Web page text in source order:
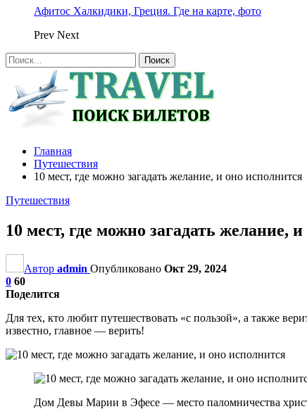
Афитос Халкидики, Греция. Где на карте, фото
Prev Next
Главная
Путешествия
10 мест, где можно загадать желание, и оно исполнится
Путешествия
10 мест, где можно загадать желание,
Автор admin Опубликовано Окт 29, 2024
0 60
Поделится
Для тех, кто любит путешествовать «с пользой», а также
известно, главное — верить!
Дом Девы Марии в Эфесе — место паломничества